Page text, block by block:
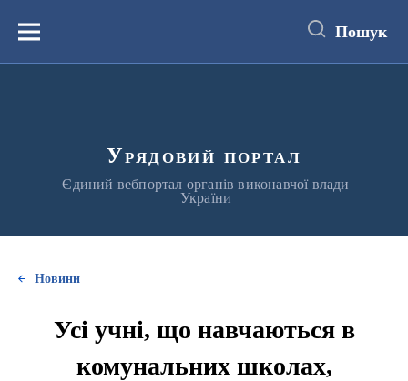
вмістуМеню Пошук
Урядовий портал
Єдиний вебпортал органів виконавчої влади
України
Новини
Усі учні, що навчаються в
комунальних школах,